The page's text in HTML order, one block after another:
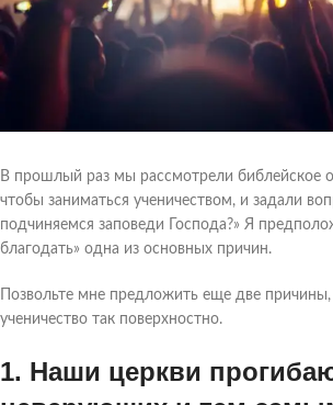
В прошлый раз мы рассмотрели библейское
чтобы заниматься ученичеством, и задали
подчиняемся заповеди Господа?» Я
благодать» одна из основных причин.
Позвольте мне предложить еще две
ученичество так поверхностно.
1. Наши церкви